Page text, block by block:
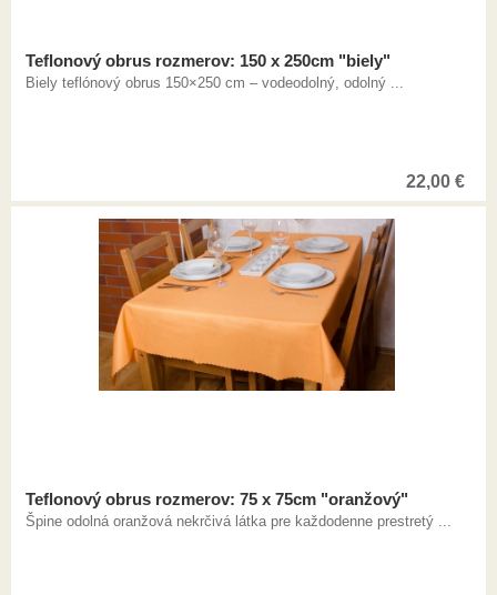
Teflonový obrus rozmerov: 150 x 250cm "biely"
Biely teflónový obrus 150×250 cm – vodeodolný, odolný ...
22,00 €
Teflonový obrus rozmerov: 75 x 75cm "oranžový"
Špine odolná oranžová nekrčivá látka pre každodenne prestretý ...